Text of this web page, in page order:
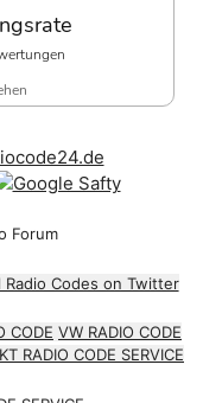
Forum
Radio Codes on Twitter
CODE VW RADIO CODE
RADIO CODE SERVICE